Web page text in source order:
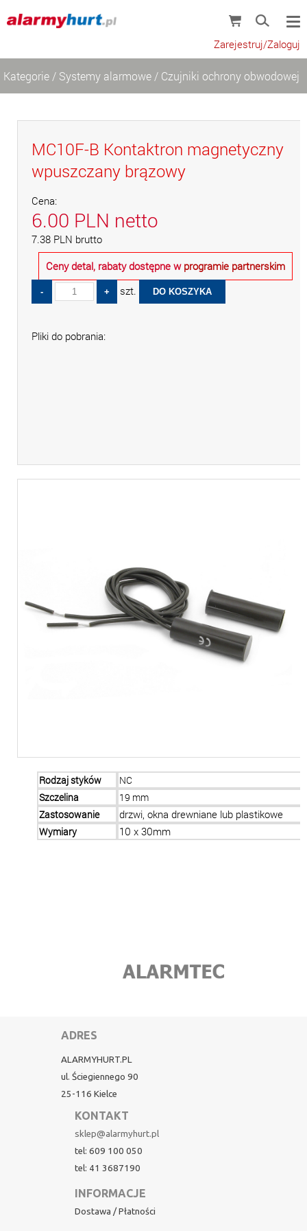
Zarejestruj/Zaloguj
Kategorie / Systemy alarmowe / Czujniki ochrony obwodowej
MC10F-B Kontaktron magnetyczny
wpuszczany brązowy
Cena:
6.00 PLN netto
7.38 PLN brutto
Ceny detal, rabaty dostępne w programie partnerskim
szt.
Pliki do pobrania:
Rodzaj styków
NC
Szczelina
19 mm
Zastosowanie
drzwi, okna drewniane lub plastikowe
Wymiary
10 x 30mm
ADRES
ALARMYHURT.PL
ul. Ściegiennego 90
25-116 Kielce
KONTAKT
sklep@alarmyhurt.pl
tel: 609 100 050
tel: 41 3687190
INFORMACJE
Dostawa / Płatności